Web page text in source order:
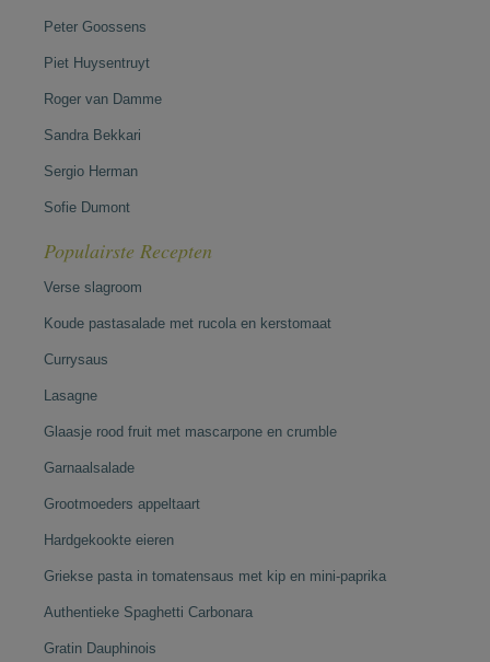
Peter Goossens
Piet Huysentruyt
Roger van Damme
Sandra Bekkari
Sergio Herman
Sofie Dumont
Populairste Recepten
Verse slagroom
Koude pastasalade met rucola en kerstomaat
Currysaus
Lasagne
Glaasje rood fruit met mascarpone en crumble
Garnaalsalade
Grootmoeders appeltaart
Hardgekookte eieren
Griekse pasta in tomatensaus met kip en mini-paprika
Authentieke Spaghetti Carbonara
Gratin Dauphinois